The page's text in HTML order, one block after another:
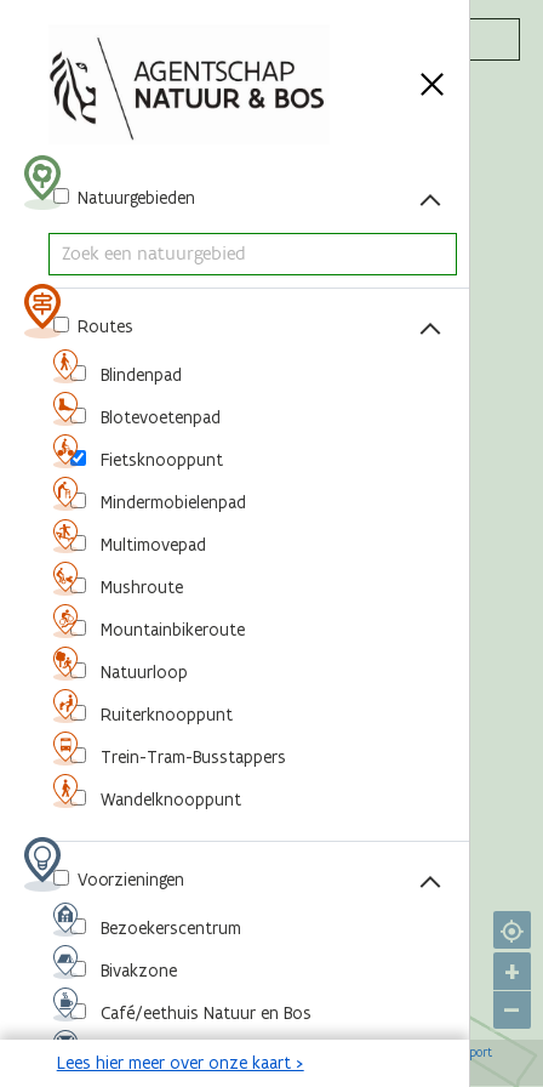
Acties
+
–
OpenStreetMap-bijdragers Agentschap voor Natuur en Bos
Sport
Vlaanderen,©Toerisme Vlaanderen
Natuurgebieden
Routes
Blindenpad
Blotevoetenpad
Fietsknooppunt
Mindermobielenpad
Multimovepad
Mushroute
Mountainbikeroute
Natuurloop
Ruiterknooppunt
Trein-Tram-Busstappers
Wandelknooppunt
Voorzieningen
Bezoekerscentrum
Bivakzone
Café/eethuis Natuur en Bos
Eventlocatie
Lees hier meer over onze kaart >